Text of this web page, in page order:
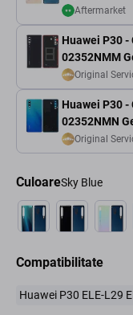
Aftermarket
Huawei P30
02352NMM
Original
Huawei P30
02352NMN
Original
CuloareSky Blue
Compatibilitate
Huawei P30 ELE-L29